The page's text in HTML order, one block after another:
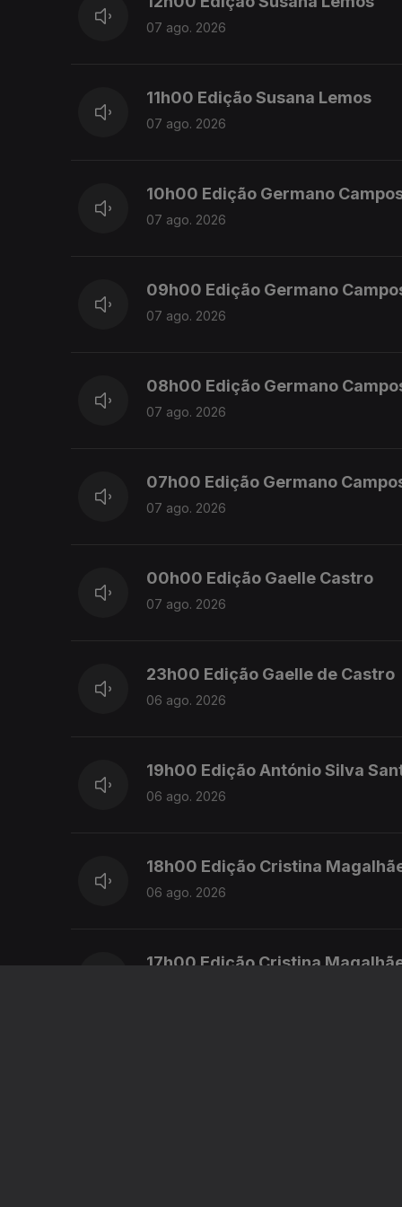
07 ago. 2026
11h00 Edição Susana Lemos
07 ago. 2026
10h00 Edição Germano
07 ago. 2026
09h00 Edição Germano
07 ago. 2026
08h00 Edição Germano
07 ago. 2026
07h00 Edição Germano
07 ago. 2026
00h00 Edição Gaelle Castro
07 ago. 2026
23h00 Edição Gaelle de Castro
06 ago. 2026
19h00 Edição António Silva
06 ago. 2026
18h00 Edição Cristina
06 ago. 2026
17h00 Edição Cristina